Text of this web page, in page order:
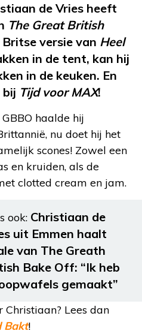
de Vries heeft
The Great British
Britse versie van Heel
in de tent, kan hij
in de keuken. En
bij Tijd voor MAX!
haalde hij
nu doet hij het
scones! Zowel een
en kruiden, als de
clotted cream en jam.
ook: Christiaan de
uit Emmen haalt
van The Greath
Bake Off: “Ik heb
gemaakt”
Lees dan
Bakt!